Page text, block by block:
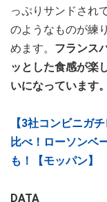
っぷりサンドされ
のようなものが練
めます。 フランス
ッとした食感が楽
いになっています。
【3社コンビニガ
比べ！ローソンベ
も！【モッパン】
DATA